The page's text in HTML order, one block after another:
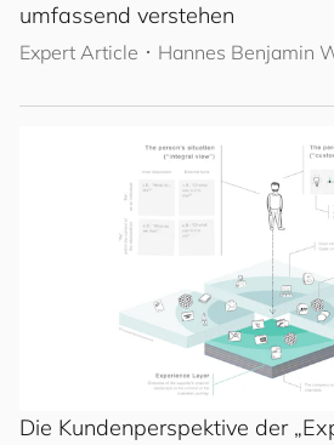
umfassend verstehen
Expert Article ･ Hannes Benjamin
Die Kundenperspektive der